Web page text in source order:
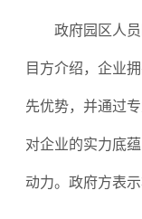
政府园区人员
目方介绍，企业
先优势，并通过
对企业的实力底
动力。政府方表